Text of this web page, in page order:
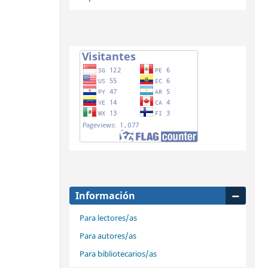
Información
Para lectores/as
Para autores/as
Para bibliotecarios/as